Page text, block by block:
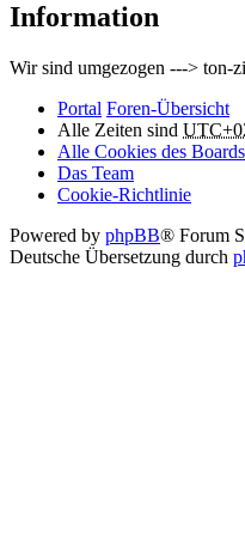
Information
Wir sind umgezogen ---> ton-
Portal Foren-Übersicht
Alle Zeiten sind
Alle Cookies des
Das Team
Cookie-Richtlinie
Powered by phpBB® Forum
Deutsche Übersetzung durch